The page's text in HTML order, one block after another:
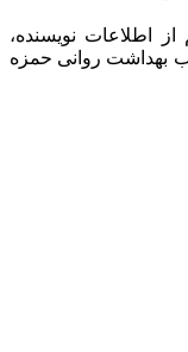
اطلاعات نویسنده،
بهداشت روانی حمزه